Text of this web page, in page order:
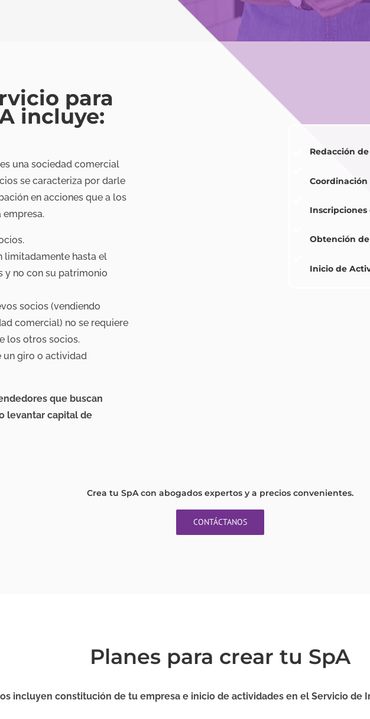
para
incluye:
una sociedad comercial
se caracteriza por darle
en acciones que a los
empresa.
limitadamente hasta el
y no con su patrimonio
socios (vendiendo
comercial) no se requiere
los otros socios.
un giro o actividad
que buscan
levantar capital de
Redacción
Obtención
Inicio de
Crea tu SpA con abogados expertos y a precios convenientes.
CONTÁCTANOS
Planes para crear tu SpA
incluyen constitución de tu empresa e inicio de actividades en el Servicio de